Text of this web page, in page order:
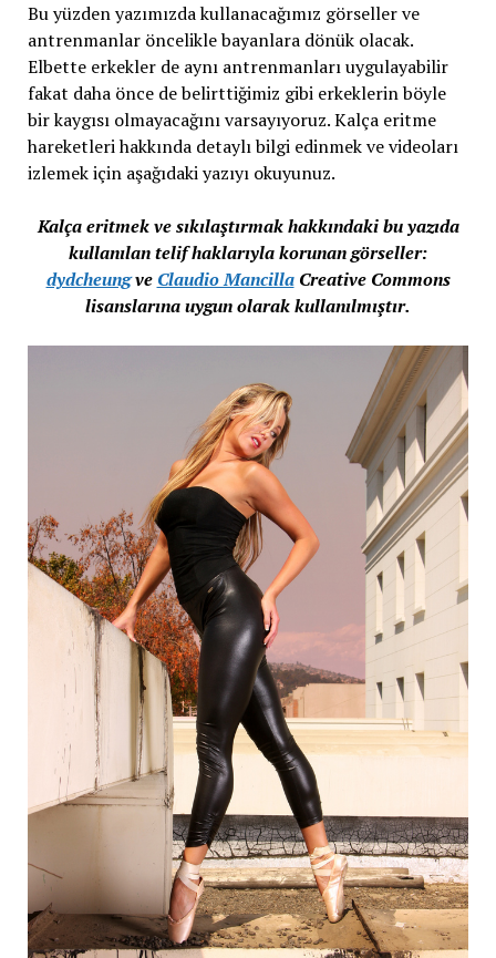
Bu yüzden yazımızda kullanacağımız görseller ve
antrenmanlar öncelikle bayanlara dönük olacak.
Elbette erkekler de aynı antrenmanları uygulayabilir
fakat daha önce de belirttiğimiz gibi erkeklerin böyle
bir kaygısı olmayacağını varsayıyoruz. Kalça eritme
hareketleri hakkında detaylı bilgi edinmek ve videoları
izlemek için aşağıdaki yazıyı okuyunuz.
Kalça eritmek ve sıkılaştırmak hakkındaki bu yazıda
kullanılan telif haklarıyla korunan görseller:
dydcheungve Claudio MancillaCreative Commons
lisanslarına uygun olarak kullanılmıştır.